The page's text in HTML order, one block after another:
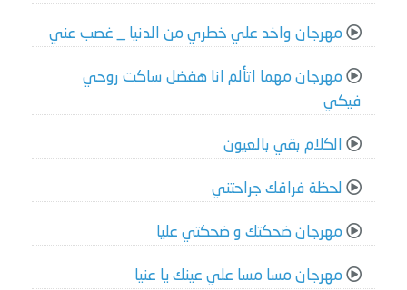
مهرجان واخد علي خطري من الدنيا _ غصب عني
مهرجان مهما اتألم انا هفضل ساكت روحي
فيكي
الكلام بقي بالعيون
لحظة فراقك جراحتني
مهرجان ضحكتك و ضحكتي عليا
مهرجان مسا مسا علي عينك يا عنيا